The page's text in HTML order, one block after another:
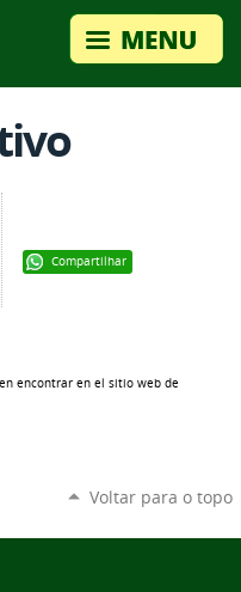
Compartilhar
encontrar en el sitio web de
Voltar para o topo